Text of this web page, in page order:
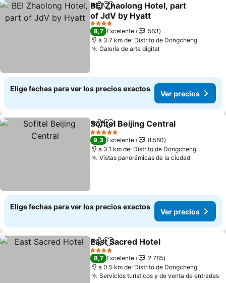
CompartirAgregar a favoritos
BEI Zhaolong Hotel, part
of JdV by Hyatt
Ver precios
4 Estrellas
8,7 Excelente
563
a 3.7 km de: Distrito de Dongcheng
Galería de arte digital
Elige fechas para ver los precios exactos
Ver precios
CompartirAgregar a favoritos
Sofitel Beijing Central
5 Estrellas
9,3 Excelente
8.580
a 3.1 km de: Distrito de Dongcheng
Vistas panorámicas de la ciudadVer
Elige fechas para ver los precios exactos
Ver precios
CompartirAgregar a favoritos
East Sacred Hotel
4 Estrellas
8,7 Excelente
2.785
a 0.5 km de: Distrito de Dongcheng
Servicios turísticos y de venta de entradas